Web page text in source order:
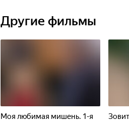
Другие фильмы
Моя любимая мишень. 1-я